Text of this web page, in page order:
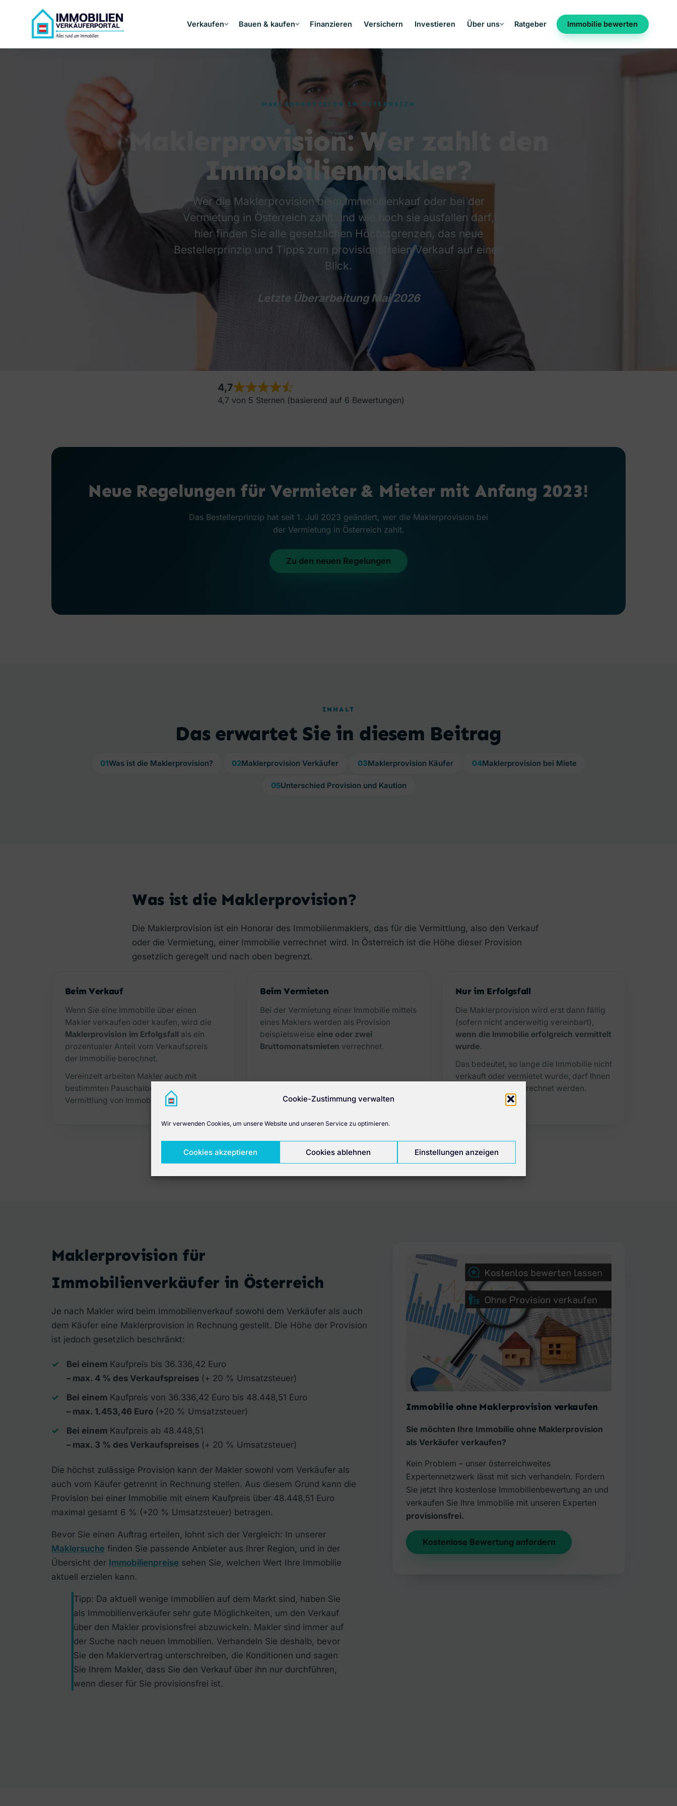
Cookie-Zustimmung verwalten
Wir verwenden Cookies, um unsere Website und unseren Service zu optimieren.
Cookies akzeptieren Cookies ablehnen Einstellungen anzeigen
Verkaufen Bauen & kaufen Finanzieren Versichern Investieren Über uns Ratgeber Immobilie bewerten
MAKLERPROVISION IN ÖSTERREICH
Maklerprovision: Wer zahlt den
Immobilienmakler?
Wer die Maklerprovision beim Immobilienkauf oder bei der
Vermietung in Österreich zahlt und wie hoch sie ausfallen darf,
hier finden Sie alle gesetzlichen Höchstgrenzen, das neue
Bestellerprinzip und Tipps zum provisionsfreien Verkauf auf einen
Blick.
Letzte Überarbeitung Mai 2026
4,7
4,7 von 5 Sternen (basierend auf 6 Bewertungen)
Neue Regelungen für Vermieter & Mieter mit Anfang 2023!
Das Bestellerprinzip hat seit 1. Juli 2023 geändert, wer die Maklerprovision bei
der Vermietung in Österreich zahlt.
Zu den neuen Regelungen
INHALT
Das erwartet Sie in diesem Beitrag
01Was ist die Maklerprovision? 02Maklerprovision Verkäufer 03Maklerprovision Käufer 04Maklerprovision bei Miete
05Unterschied Provision und Kaution
Was ist die Maklerprovision?
Die Maklerprovision ist ein Honorar des Immobilienmaklers, das für die Vermittlung, also den Verkauf
oder die Vermietung, einer Immobilie verrechnet wird. In Österreich ist die Höhe dieser Provision
gesetzlich geregelt und nach oben begrenzt.
Beim Verkauf
Wenn Sie eine Immobilie über einen
Makler verkaufen oder kaufen, wird die
Maklerprovision im Erfolgsfall als ein
prozentualer Anteil vom Verkaufspreis
der Immobilie berechnet.
Vereinzelt arbeiten Makler auch mit
bestimmten Pauschalbeträgen für die
Vermittlung von Immobilien.
Beim Vermieten
Bei der Vermietung einer Immobilie mittels
eines Maklers werden als Provision
beispielsweise eine oder zwei
Bruttomonatsmieten verrechnet.
Nur im Erfolgsfall
Die Maklerprovision wird erst dann fällig
(sofern nicht anderweitig vereinbart),
wenn die Immobilie erfolgreich vermittelt
wurde.
Das bedeutet, so lange die Immobilie nicht
verkauft oder vermietet wurde, darf Ihnen
keine Provision verrechnet werden.
Maklerprovision für
Immobilienverkäufer in Österreich
Je nach Makler wird beim Immobilienverkauf sowohl dem Verkäufer als auch
dem Käufer eine Maklerprovision in Rechnung gestellt. Die Höhe der Provision
ist jedoch gesetzlich beschränkt:
Bei einem Kaufpreis bis 36.336,42 Euro
– max. 4 % des Verkaufspreises (+ 20 % Umsatzsteuer)
Bei einem Kaufpreis von 36.336,42 Euro bis 48.448,51 Euro
– max. 1.453,46 Euro (+20 % Umsatzsteuer)
Bei einem Kaufpreis ab 48.448,51
– max. 3 % des Verkaufspreises (+ 20 % Umsatzsteuer)
Die höchst zulässige Provision kann der Makler sowohl vom Verkäufer als
auch vom Käufer getrennt in Rechnung stellen. Aus diesem Grund kann die
Provision bei einer Immobilie mit einem Kaufpreis über 48.448,51 Euro
maximal gesamt 6 % (+20 % Umsatzsteuer) betragen.
Bevor Sie einen Auftrag erteilen, lohnt sich der Vergleich: In unserer
Maklersuche finden Sie passende Anbieter aus Ihrer Region, und in der
Übersicht der Immobilienpreise sehen Sie, welchen Wert Ihre Immobilie
aktuell erzielen kann.
Tipp: Da aktuell wenige Immobilien auf dem Markt sind, haben Sie
als Immobilienverkäufer sehr gute Möglichkeiten, um den Verkauf
über den Makler provisionsfrei abzuwickeln. Makler sind immer auf
der Suche nach neuen Immobilien. Verhandeln Sie deshalb, bevor
Sie den Maklervertrag unterschreiben, die Konditionen und sagen
Sie Ihrem Makler, dass Sie den Verkauf über ihn nur durchführen,
wenn dieser für Sie provisionsfrei ist.
Immobilie ohne Maklerprovision verkaufen
Sie möchten Ihre Immobilie ohne Maklerprovision
als Verkäufer verkaufen?
Kein Problem – unser österreichweites
Expertennetzwerk lässt mit sich verhandeln. Fordern
Sie jetzt Ihre kostenlose Immobilienbewertung an und
verkaufen Sie Ihre Immobilie mit unseren Experten
provisionsfrei.
Kostenlose Bewertung anfordern